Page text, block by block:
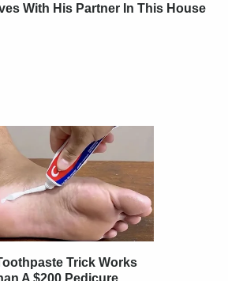
With His Partner In This House